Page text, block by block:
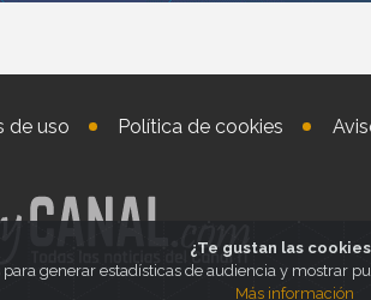
de uso Política de cookies
¿Te gustan las
generar estadísticas de audiencia y mostrar
Más información